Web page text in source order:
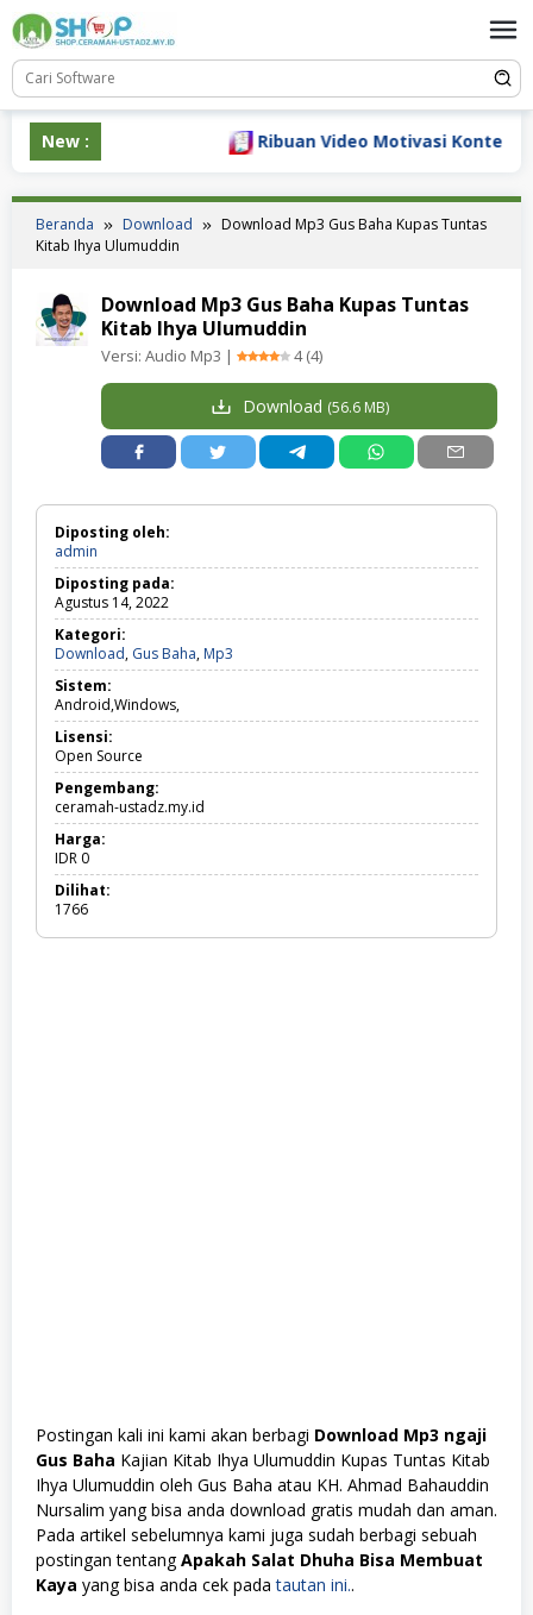
Loncat
ke
konten
New : Ribuan Video Motivasi Konten
Beranda Download
Download Mp3 Gus Baha Kupas Tuntas
Kitab Ihya Ulumuddin
Download Mp3 Gus Baha Kupas Tuntas
Kitab Ihya Ulumuddin
Versi: Audio Mp3 | 4(4)
Download (56.6 MB)
Diposting oleh:
admin
Diposting pada:
Agustus 14, 2022
Kategori:
Download, Gus Baha, Mp3
Gus
Sistem:
Android,Windows,
Lisensi:
Open Source
Pengembang:
ceramah-ustadz.my.id
Harga:
IDR 0
Dilihat:
1766
Postingan kali ini kami akan berbagi Download Mp3 ngaji
Gus Baha Kajian Kitab Ihya Ulumuddin Kupas Tuntas Kitab
Ihya Ulumuddin oleh Gus Baha atau KH. Ahmad Bahauddin
Nursalim yang bisa anda download gratis mudah dan aman.
Pada artikel sebelumnya kami juga sudah berbagi sebuah
postingan tentangApakah Salat Dhuha Bisa Membuat
Kaya yang bisa anda cek padatautan ini..